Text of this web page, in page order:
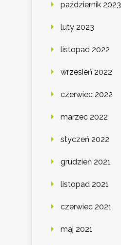
październik 2023
luty 2023
listopad 2022
wrzesień 2022
czerwiec 2022
marzec 2022
styczeń 2022
grudzień 2021
listopad 2021
czerwiec 2021
maj 2021